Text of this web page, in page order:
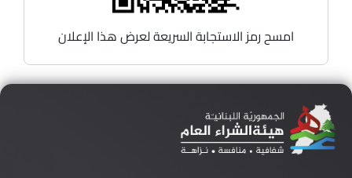
امسح رمز الاستجابة السريعة لعرض هذا الإعلان